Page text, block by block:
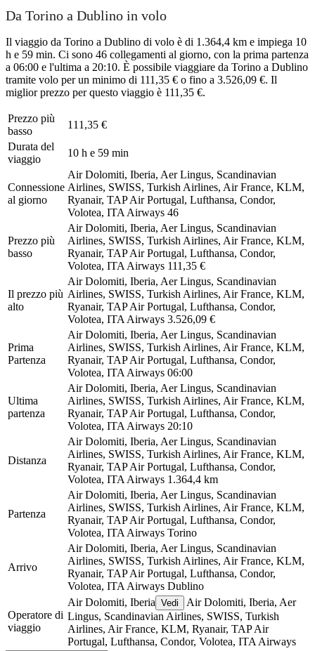
Da Torino a Dublino in volo
Il viaggio da Torino a Dublino di volo è di 1.364,4 km e impiega 10
h e 59 min. Ci sono 46 collegamenti al giorno, con la prima partenza
a 06:00 e l'ultima a 20:10. È possibile viaggiare da Torino a Dublino
tramite volo per un minimo di 111,35 € o fino a 3.526,09 €. Il
miglior prezzo per questo viaggio è 111,35 €.
Prezzo più
basso
111,35 €
Durata del
viaggio
10 h e 59 min
Connessione
al giorno
Air Dolomiti, Iberia, Aer Lingus, Scandinavian
Airlines, SWISS, Turkish Airlines, Air France, KLM,
Ryanair, TAP Air Portugal, Lufthansa, Condor,
Volotea, ITA Airways 46
Prezzo più
basso
Air Dolomiti, Iberia, Aer Lingus, Scandinavian
Airlines, SWISS, Turkish Airlines, Air France, KLM,
Ryanair, TAP Air Portugal, Lufthansa, Condor,
Volotea, ITA Airways 111,35 €
Il prezzo più
alto
Air Dolomiti, Iberia, Aer Lingus, Scandinavian
Airlines, SWISS, Turkish Airlines, Air France, KLM,
Ryanair, TAP Air Portugal, Lufthansa, Condor,
Volotea, ITA Airways 3.526,09 €
Prima
Partenza
Air Dolomiti, Iberia, Aer Lingus, Scandinavian
Airlines, SWISS, Turkish Airlines, Air France, KLM,
Ryanair, TAP Air Portugal, Lufthansa, Condor,
Volotea, ITA Airways 06:00
Ultima
partenza
Air Dolomiti, Iberia, Aer Lingus, Scandinavian
Airlines, SWISS, Turkish Airlines, Air France, KLM,
Ryanair, TAP Air Portugal, Lufthansa, Condor,
Volotea, ITA Airways 20:10
Distanza
Air Dolomiti, Iberia, Aer Lingus, Scandinavian
Airlines, SWISS, Turkish Airlines, Air France, KLM,
Ryanair, TAP Air Portugal, Lufthansa, Condor,
Volotea, ITA Airways 1.364,4 km
Partenza
Air Dolomiti, Iberia, Aer Lingus, Scandinavian
Airlines, SWISS, Turkish Airlines, Air France, KLM,
Ryanair, TAP Air Portugal, Lufthansa, Condor,
Volotea, ITA Airways Torino
Arrivo
Air Dolomiti, Iberia, Aer Lingus, Scandinavian
Airlines, SWISS, Turkish Airlines, Air France, KLM,
Ryanair, TAP Air Portugal, Lufthansa, Condor,
Volotea, ITA Airways Dublino
Operatore di
viaggio
Air Dolomiti, Iberia Vedi
Air Dolomiti, Iberia, Aer
Lingus, Scandinavian Airlines, SWISS, Turkish
Airlines, Air France, KLM, Ryanair, TAP Air
Portugal, Lufthansa, Condor, Volotea, ITA Airways
©CARTO, ©OpenStreetMapcontributors